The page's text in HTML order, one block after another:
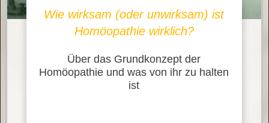
Wie wirksam (oder unwirksam) ist
Homöopathie wirklich?
Über das Grundkonzept der
Homöopathie und was von ihr zu halten
ist